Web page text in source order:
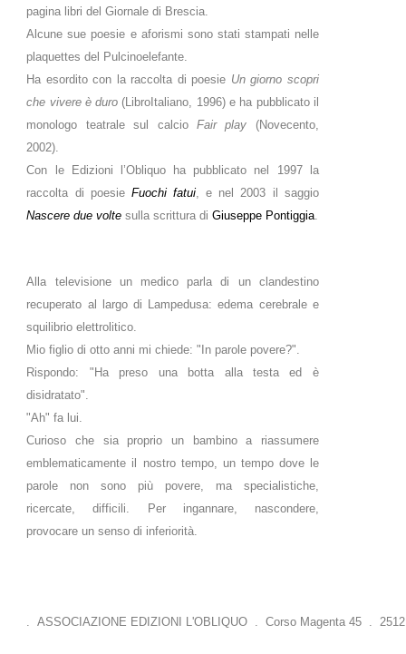
pagina libri del Giornale di Brescia.
Alcune sue poesie e aforismi sono stati stampati nelle
plaquettes del Pulcinoelefante.
Ha esordito con la raccolta di poesie Un giorno scopri
che vivere è duro (LibroItaliano, 1996) e ha pubblicato il
monologo teatrale sul calcio Fair play (Novecento,
2002).
Con le Edizioni l’Obliquo ha pubblicato nel 1997 la
raccolta di poesie Fuochi fatui , e nel 2003 il saggio
Nascere due volte sulla scrittura diGiuseppe Pontiggia
Alla televisione un medico parla di un clandestino
recuperato al largo di Lampedusa: edema cerebrale e
squilibrio elettrolitico.
Mio figlio di otto anni mi chiede: "In parole povere?".
Rispondo: "Ha preso una botta alla testa ed è
disidratato".
"Ah" fa lui.
Curioso che sia proprio un bambino a riassumere
emblematicamente il nostro tempo, un tempo dove le
parole non sono più povere, ma specialistiche,
ricercate, difficili. Per ingannare, nascondere,
provocare un senso di inferiorità.
. ASSOCIAZIONE EDIZIONI L'OBLIQUO . Corso Magenta 45 .